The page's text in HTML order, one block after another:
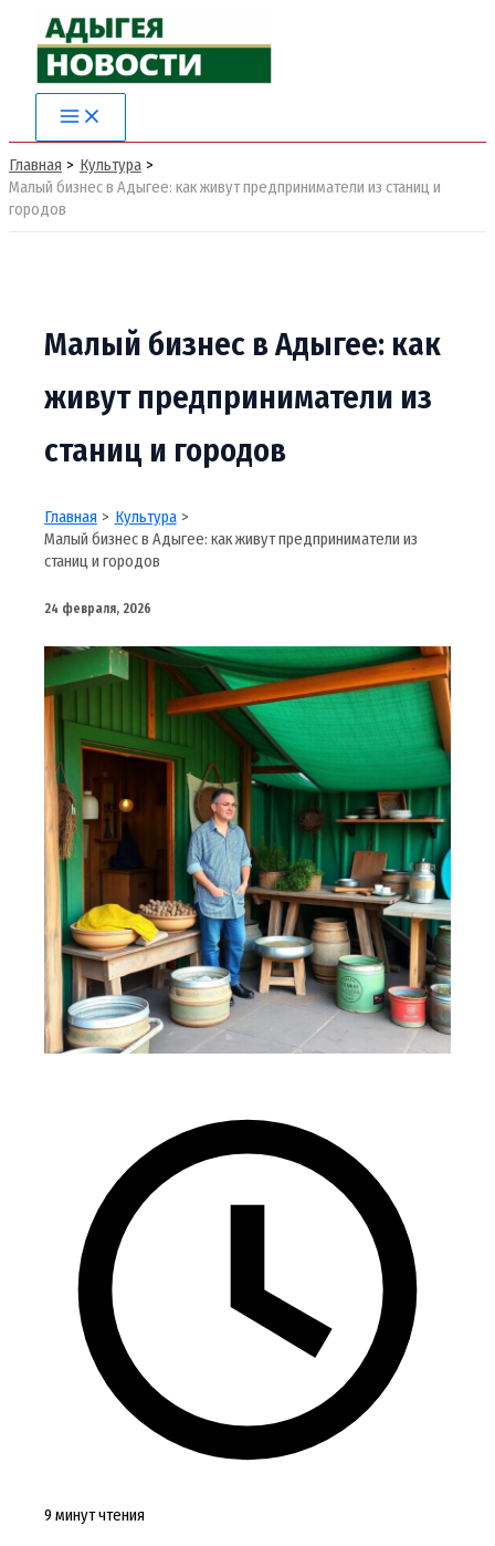
Перейти
содержимому
Главная
Культура
Малый бизнес в Адыгее: как живут предприниматели из станиц и
городов
Малый бизнес в Адыгее: как
живут предприниматели из
станиц и городов
Главная
Культура
Малый бизнес в Адыгее: как живут предприниматели из
станиц и городов
24 февраля, 2026
9 минут чтения